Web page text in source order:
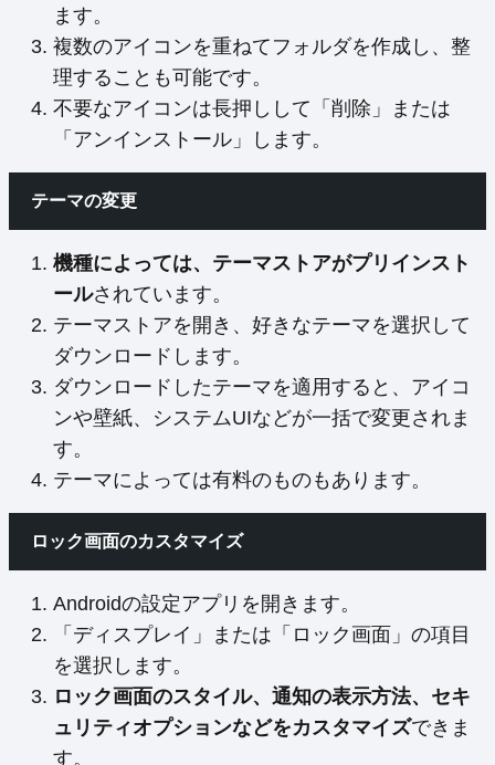
ます。
複数のアイコンを重ねてフォルダを作成し、整
理することも可能です。
不要なアイコンは長押しして「削除」または
「アンインストール」します。
テーマの変更
機種によっては、テーマストアがプリインスト
ールされています。
テーマストアを開き、好きなテーマを選択して
ダウンロードします。
ダウンロードしたテーマを適用すると、アイコ
ンや壁紙、システムUIなどが一括で変更されま
す。
テーマによっては有料のものもあります。
ロック画面のカスタマイズ
Androidの設定アプリを開きます。
「ディスプレイ」または「ロック画面」の項目
を選択します。
ロック画面のスタイル、通知の表示方法、セキ
ュリティオプションなどをカスタマイズできま
す。